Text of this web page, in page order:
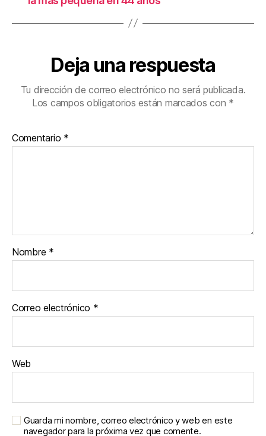
Deja una respuesta
Tu dirección de correo electrónico no será publicada.
Los campos obligatorios están marcados con *
Comentario *
Nombre *
Correo electrónico *
Web
Guarda mi nombre, correo electrónico y web en este
navegador para la próxima vez que comente.